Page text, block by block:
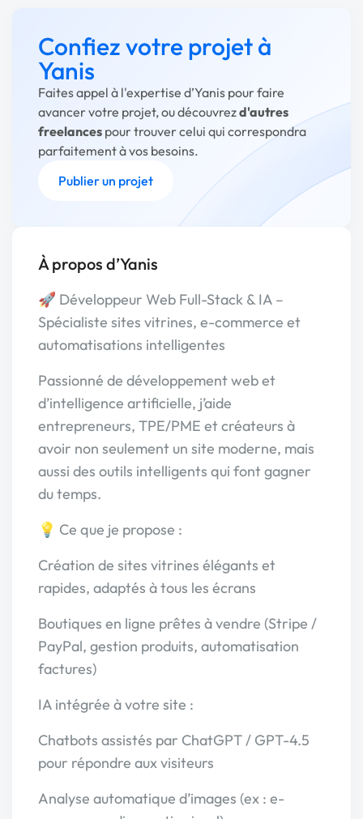
Confiez votre projet à
Yanis
Faites appel à l'expertise d’Yanis pour faire
avancer votre projet, ou découvrezd'autres
freelances pour trouver celui qui correspondra
parfaitement à vos besoins.
Publier un projet
À propos d’Yanis
🚀 Développeur Web Full-Stack & IA –
Spécialiste sites vitrines, e-commerce et
automatisations intelligentes
Passionné de développement web et
d’intelligence artificielle, j’aide
entrepreneurs, TPE/PME et créateurs à
avoir non seulement un site moderne, mais
aussi des outils intelligents qui font gagner
du temps.
💡 Ce que je propose :
Création de sites vitrines élégants et
rapides, adaptés à tous les écrans
Boutiques en ligne prêtes à vendre (Stripe /
PayPal, gestion produits, automatisation
factures)
IA intégrée à votre site :
Chatbots assistés par ChatGPT / GPT-4.5
pour répondre aux visiteurs
Analyse automatique d’images (ex : e-